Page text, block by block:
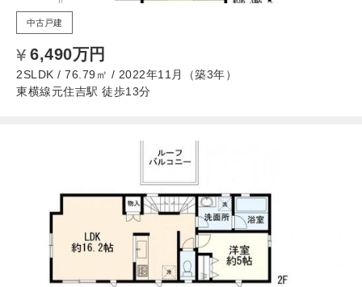
中古戸建
6,490万円
2SLDK / 76.79㎡ / 2022年11月（築3年）
東横線元住吉駅 徒歩13分